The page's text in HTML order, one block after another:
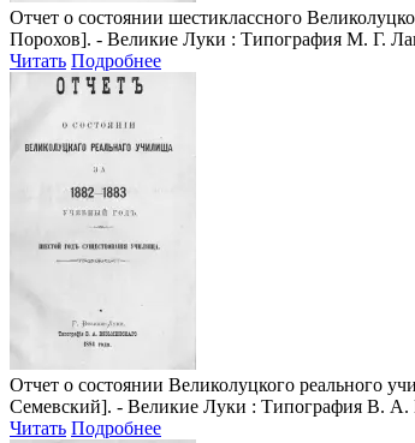
Отчет о состоянии шестиклассного
Порохов]. - Великие Луки : Типография М. Г.
Читать Подробнее
Отчет о состоянии Великолуцкого реального
Семевский]. - Великие Луки : Типография В. А.
Читать Подробнее